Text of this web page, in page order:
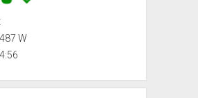
487 W